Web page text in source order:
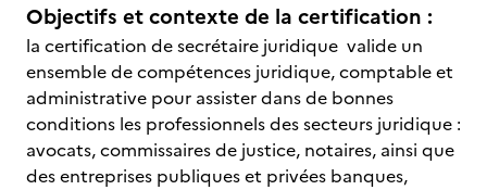
Objectifs et contexte de la certification :
la certification de secrétaire juridique valide un
ensemble de compétences juridique, comptable et
administrative pour assister dans de bonnes
conditions les professionnels des secteurs juridique :
avocats, commissaires de justice, notaires, ainsi que
des entreprises publiques et privées banques,